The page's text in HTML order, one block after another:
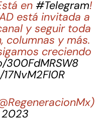
en #Telegram!
está invitada a
y seguir toda
columnas y más.
creciendo
300FdMRSW8
2023